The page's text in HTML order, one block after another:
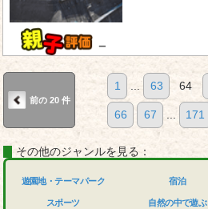
－
前の 20 件
1 ... 63 64
66 67 ... 171
その他のジャンルを見る：
遊園地・テーマパーク
スポーツ
宿泊
自然の中で遊ぶ